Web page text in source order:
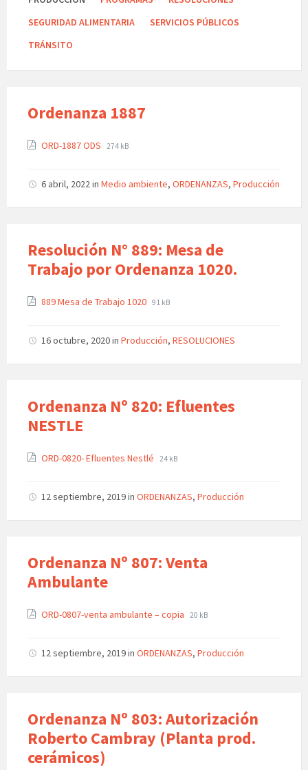
SEGURIDAD ALIMENTARIA
SERVICIOS PÚBLICOS
TRÁNSITO
Ordenanza 1887
ORD-1887 ODS 274 kB
6 abril, 2022in Medio ambiente, ORDENANZAS, Producción
Resolución N° 889: Mesa de
Trabajo por Ordenanza 1020.
889 Mesa de Trabajo 1020 91 kB
16 octubre, 2020in Producción, RESOLUCIONES
Ordenanza Nº 820: Efluentes
NESTLE
ORD-0820- Efluentes Nestlé 24 kB
12 septiembre, 2019in ORDENANZAS, Producción
Ordenanza Nº 807: Venta
Ambulante
ORD-0807-venta ambulante – copia 20 kB
12 septiembre, 2019in ORDENANZAS, Producción
Ordenanza Nº 803: Autorización
Roberto Cambray (Planta prod.
cerámicos)